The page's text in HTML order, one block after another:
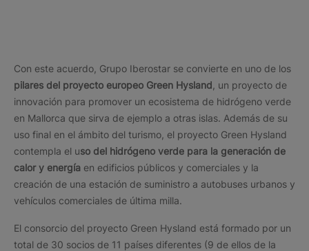
Con este acuerdo, Grupo Iberostar se convierte en uno de los
pilares del proyecto europeo Green Hysland , un proyecto de
innovación para promover un ecosistema de hidrógeno verde
en Mallorca que sirva de ejemplo a otras islas. Además de su
uso final en el ámbito del turismo, el proyecto Green Hysland
contempla el uso del hidrógeno verde para la generación de
calor y energía en edificios públicos y comerciales y la
creación de una estación de suministro a autobuses urbanos y
vehículos comerciales de última milla.
El consorcio del proyecto Green Hysland está formado por un
total de 30 socios de 11 países diferentes (9 de ellos de la